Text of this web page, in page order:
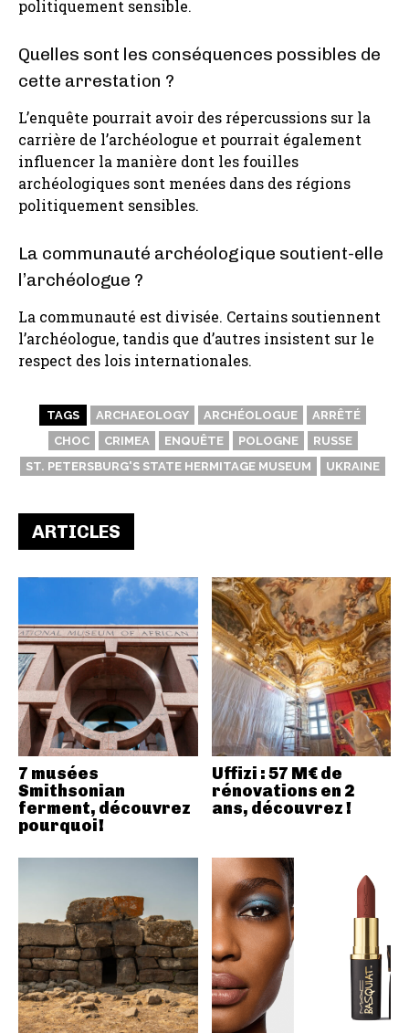
politiquement sensible.
Quelles sont les conséquences possibles de
cette arrestation ?
L’enquête pourrait avoir des répercussions sur la
carrière de l’archéologue et pourrait également
influencer la manière dont les fouilles
archéologiques sont menées dans des régions
politiquement sensibles.
La communauté archéologique soutient-elle
l’archéologue ?
La communauté est divisée. Certains soutiennent
l’archéologue, tandis que d’autres insistent sur le
respect des lois internationales.
TAGS ARCHAEOLOGY ARCHÉOLOGUE
ARRÊTÉ
CHOC
CRIMEA ENQUÊTE POLOGNE
RUSSE
ST. PETERSBURG'S STATE HERMITAGE MUSEUM
UKRAINE
ARTICLES
7 musées
Smithsonian
ferment, découvrez
pourquoi!
Uffizi : 57 M€ de
rénovations en 2
ans, découvrez !